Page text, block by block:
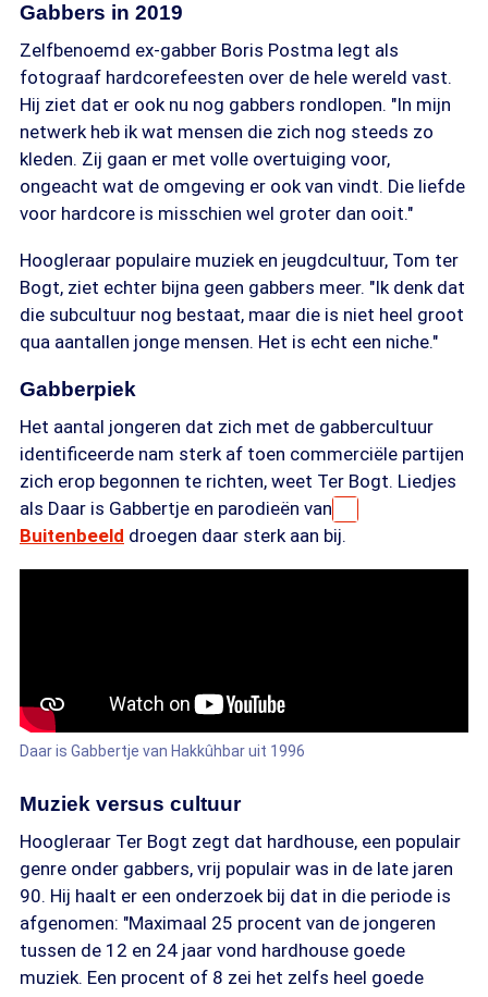
Gabbers in 2019
Zelfbenoemd ex-gabber Boris Postma legt als
fotograaf hardcorefeesten over de hele wereld vast.
Hij ziet dat er ook nu nog gabbers rondlopen. "In mijn
netwerk heb ik wat mensen die zich nog steeds zo
kleden. Zij gaan er met volle overtuiging voor,
ongeacht wat de omgeving er ook van vindt. Die liefde
voor hardcore is misschien wel groter dan ooit."
Hoogleraar populaire muziek en jeugdcultuur, Tom ter
Bogt, ziet echter bijna geen gabbers meer. "Ik denk dat
die subcultuur nog bestaat, maar die is niet heel groot
qua aantallen jonge mensen. Het is echt een niche."
Gabberpiek
Het aantal jongeren dat zich met de gabbercultuur
identificeerde nam sterk af toen commerciële partijen
zich erop begonnen te richten, weet Ter Bogt. Liedjes
als Daar is Gabbertje en parodieën van
Buitenbeeld droegen daar sterk aan bij.
Daar is Gabbertje van Hakkûhbar uit 1996
Muziek versus cultuur
Hoogleraar Ter Bogt zegt dat hardhouse, een populair
genre onder gabbers, vrij populair was in de late jaren
90. Hij haalt er een onderzoek bij dat in die periode is
afgenomen: "Maximaal 25 procent van de jongeren
tussen de 12 en 24 jaar vond hardhouse goede
muziek. Een procent of 8 zei het zelfs heel goede